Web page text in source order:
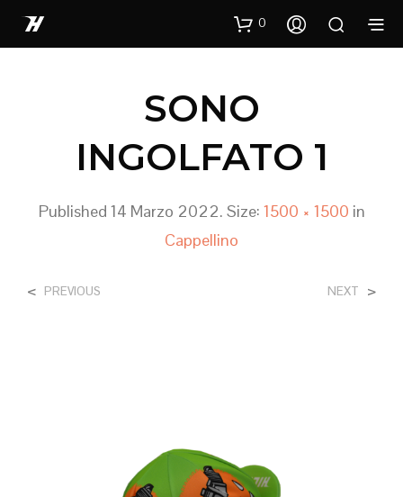
0
SONO
INGOLFATO 1
Published 14 Marzo 2022. Size: 1500 × 1500 in
Cappellino
< PREVIOUS NEXT >